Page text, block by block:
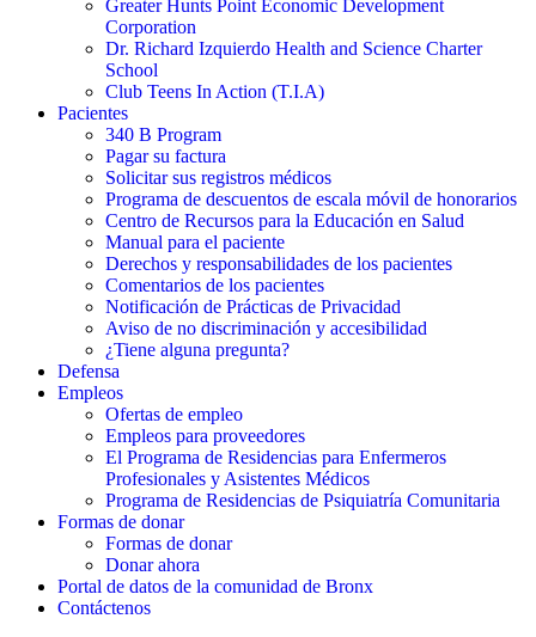
Greater Hunts Point Economic Development
Corporation
Dr. Richard Izquierdo Health and Science Charter
School
Club Teens In Action (T.I.A)
Pacientes
340 B Program
Pagar su factura
Solicitar sus registros médicos
Programa de descuentos de escala móvil de honorarios
Centro de Recursos para la Educación en Salud
Manual para el paciente
Derechos y responsabilidades de los pacientes
Comentarios de los pacientes
Notificación de Prácticas de Privacidad
Aviso de no discriminación y accesibilidad
¿Tiene alguna pregunta?
Defensa
Empleos
Ofertas de empleo
Empleos para proveedores
El Programa de Residencias para Enfermeros
Profesionales y Asistentes Médicos
Programa de Residencias de Psiquiatría Comunitaria
Formas de donar
Formas de donar
Donar ahora
Portal de datos de la comunidad de Bronx
Contáctenos